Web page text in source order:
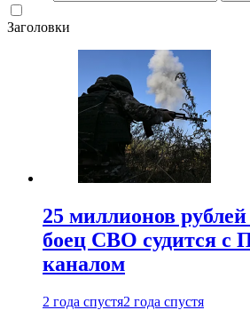
Заголовки
25 миллионов рублей
боец СВО судится с
каналом
2 года спустя2 года спустя